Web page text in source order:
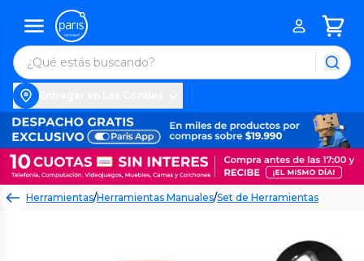
Herramientas/Herramientas Manuales/Set de Herramientas